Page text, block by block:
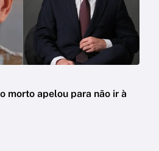
morto apelou para não ir à